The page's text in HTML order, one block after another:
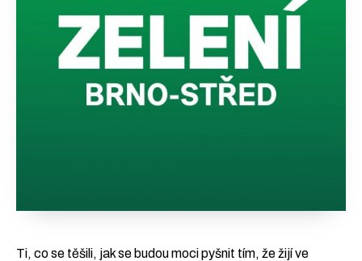
Ti, co se těšili, jak se budou moci pyšnit tím, že žijí ve